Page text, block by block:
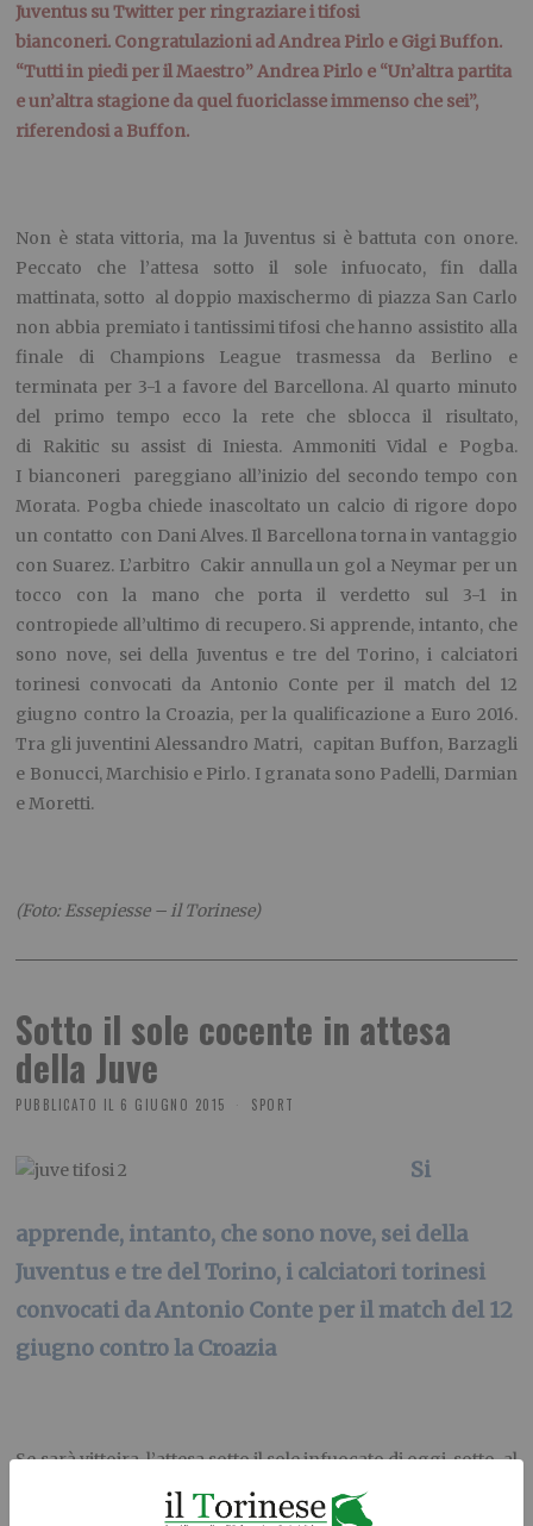
Juventus su Twitter per ringraziare i tifosi
bianconeri. Congratulazioni ad Andrea Pirlo e Gigi Buffon.
“Tutti in piedi per il Maestro” Andrea Pirlo e “Un’altra partita
e un’altra stagione da quel fuoriclasse immenso che sei”,
riferendosi a Buffon.
Non è stata vittoria, ma la Juventus si è battuta con onore.
Peccato che l’attesa sotto il sole infuocato, fin dalla
mattinata, sotto al doppio maxischermo di piazza San Carlo
non abbia premiato i tantissimi tifosi che hanno assistito alla
finale di Champions League trasmessa da Berlino e
terminata per 3-1 a favore del Barcellona. Al quarto minuto
del primo tempo ecco la rete che sblocca il risultato,
di Rakitic su assist di Iniesta. Ammoniti Vidal e Pogba.
I bianconeri pareggiano all’inizio del secondo tempo con
Morata. Pogba chiede inascoltato un calcio di rigore dopo
un contatto con Dani Alves. Il Barcellona torna in vantaggio
con Suarez. L’arbitro Cakir annulla un gol a Neymar per un
tocco con la mano che porta il verdetto sul 3-1 in
contropiede all’ultimo di recupero. Si apprende, intanto, che
sono nove, sei della Juventus e tre del Torino, i calciatori
torinesi convocati da Antonio Conte per il match del 12
giugno contro la Croazia, per la qualificazione a Euro 2016.
Tra gli juventini Alessandro Matri, capitan Buffon, Barzagli
e Bonucci, Marchisio e Pirlo. I granata sono Padelli, Darmian
e Moretti.
(Foto: Essepiesse – il Torinese)
Sotto il sole cocente in attesa
della Juve
PUBBLICATO IL 6 GIUGNO 2015 SPORT
Si
apprende, intanto, che sono nove, sei della
Juventus e tre del Torino, i calciatori torinesi
convocati da Antonio Conte per il match del 12
giugno contro la Croazia
Se sarà vittoira, l’attesa sotto il sole infuocato di oggi, sotto al
maxischermo di piazza San Carlo sarà stata ben spesa
dai tifosi della Juventus che assisteranno, questa sera, alla